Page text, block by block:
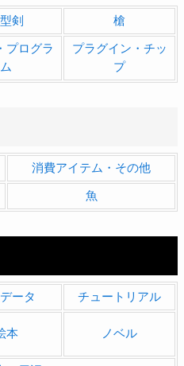
剣 槍
プログラ
ム
プラグイン・チッ
プ
消費アイテム・その他
魚
ータ チュートリアル
本 ノベル